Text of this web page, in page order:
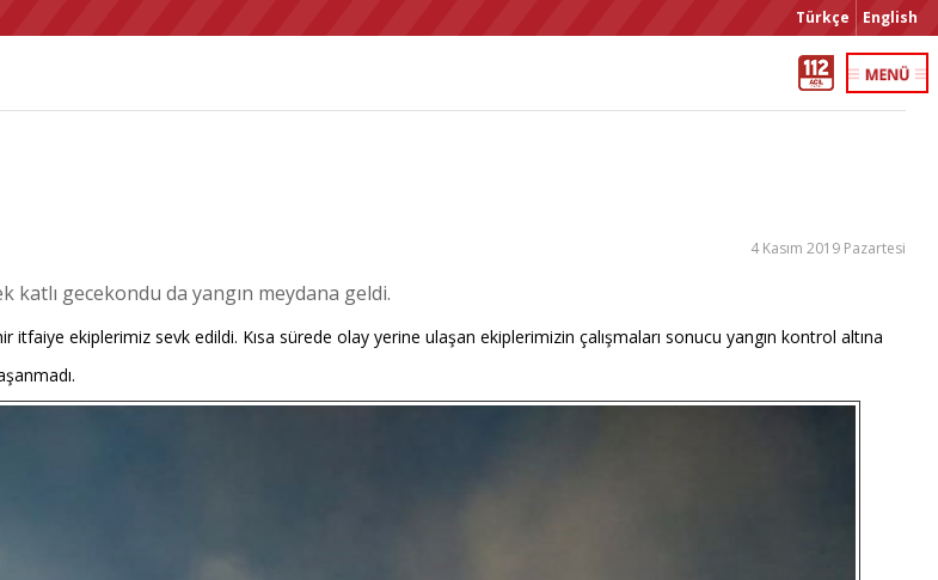
Türkçe English
4 Kasım 2019 Pazartesi
gecekondu da yangın meydana geldi.
ekiplerimiz sevk edildi. Kısa sürede olay yerine ulaşan ekiplerimizin çalışmaları sonucu yangın kontrol altına